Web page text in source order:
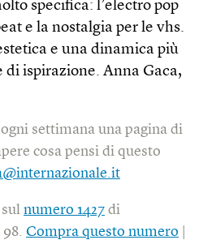
specifica: l’electro pop
e la nostalgia per le vhs.
e una dinamica più
ispirazione. Anna Gaca,
settimana una pagina di
cosa pensi di questo
numero 1427 di
Compra questo numero